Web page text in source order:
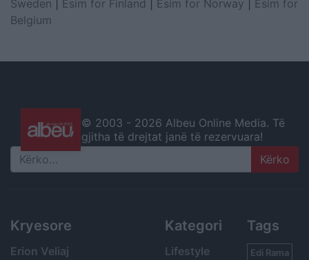
Sweden
Esim for Finland Esim for Norway
Esim for
Belgium
© 2003 - 2026 Albeu Online Media. Të
gjitha të drejtat janë të rezervuara!
Search
Kryesore
Erion Veliaj
Kategori
Lifestyle
Tags
Edi Rama